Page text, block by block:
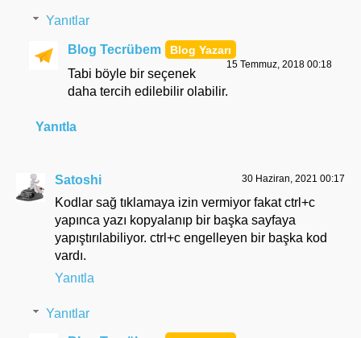
Yanıtlar
Blog Tecrübem
15 Temmuz, 2018 00:18
Tabi böyle bir seçenek
daha tercih edilebilir olabilir.
Yanıtla
Satoshi 30 Haziran, 2021 00:17
Kodlar sağ tıklamaya izin vermiyor fakat ctrl+c
yapınca yazı kopyalanıp bir başka sayfaya
yapıştırılabiliyor. ctrl+c engelleyen bir başka kod
vardı.
Yanıtla
Yanıtlar